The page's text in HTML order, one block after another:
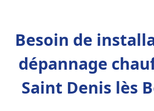
Besoin de
dépannage
Saint Denis lès